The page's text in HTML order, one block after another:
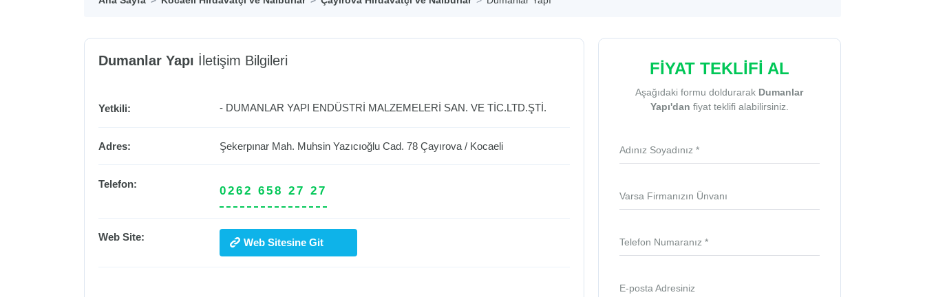
Dumanlar Yapı İletişim Bilgileri
Yetkili: - DUMANLAR YAPI ENDÜSTRİ MALZEMELERİ SAN. VE TİC.LTD.ŞTİ.
Adres: Şekerpınar Mah. Muhsin Yazıcıoğlu Cad. 78Çayırova / Kocaeli
Telefon:
0262 658 27 27
Web Site: Web Sitesine Git
FİYAT TEKLİFİ AL
Aşağıdaki formu doldurarak Dumanlar
Yapı'dan fiyat teklifi alabilirsiniz.
Adınız Soyadınız *
Varsa Firmanızın Ünvanı
Telefon Numaranız *
E-posta Adresiniz